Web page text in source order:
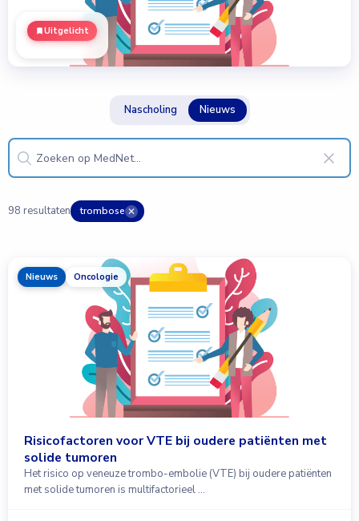
Uitgelicht
Nascholing Nieuws
98 resultaten trombose ✕
Nieuws Oncologie
Risicofactoren voor VTE bij oudere patiënten met
solide tumoren
Het risico op veneuze trombo-embolie (VTE) bij oudere patiënten
met solide tumoren is multifactorieel …